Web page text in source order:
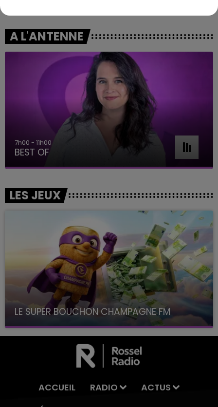
A L'ANTENNE
11h00 - 16h00
Le week-end Champagne FM
LES JEUX
LE SUPER BOUCHON CHAMPAGNE FM
avec La Famille Champagne FM, à 8H10
ACCUEIL RADIO
ACTUS